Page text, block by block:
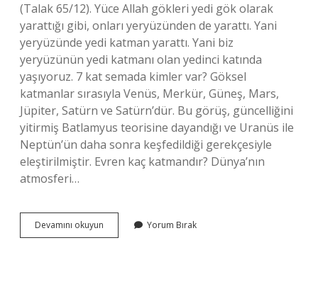
(Talak 65/12). Yüce Allah gökleri yedi gök olarak
yarattığı gibi, onları yeryüzünden de yarattı. Yani
yeryüzünde yedi katman yarattı. Yani biz
yeryüzünün yedi katmanı olan yedinci katında
yaşıyoruz. 7 kat semada kimler var? Göksel
katmanlar sırasıyla Venüs, Merkür, Güneş, Mars,
Jüpiter, Satürn ve Satürn’dür. Bu görüş, güncelliğini
yitirmiş Batlamyus teorisine dayandığı ve Uranüs ile
Neptün’ün daha sonra keşfedildiği gerekçesiyle
eleştirilmiştir. Evren kaç katmandır? Dünya’nın
atmosferi…
Devamını okuyun
Kaç
Yorum Bırak